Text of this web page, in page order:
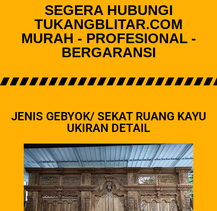
SEGERA HUBUNGI
TUKANGBLITAR.COM
MURAH - PROFESIONAL -
BERGARANSI
JENIS GEBYOK/ SEKAT RUANG KAYU
UKIRAN DETAIL